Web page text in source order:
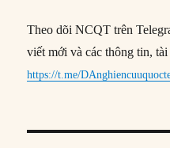
Theo dõi NCQT trên
viết mới và các thông tin,
https://t.me/